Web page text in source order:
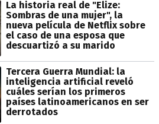
La historia real de "Elize:
Sombras de una mujer", la
nueva película de Netflix sobre
el caso de una esposa que
descuartizó a su marido
Tercera Guerra Mundial: la
inteligencia artificial reveló
cuáles serían los primeros
países latinoamericanos en ser
derrotados